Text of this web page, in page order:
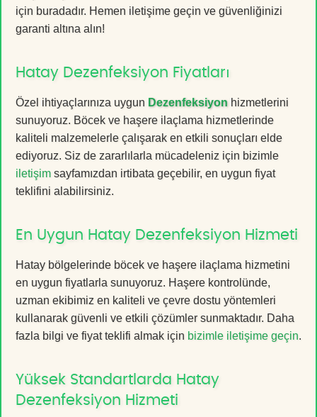
için buradadır. Hemen iletişime geçin ve güvenliğinizi
garanti altına alın!
Hatay Dezenfeksiyon Fiyatları
Özel ihtiyaçlarınıza uygun Dezenfeksiyon hizmetlerini
sunuyoruz. Böcek ve haşere ilaçlama hizmetlerinde
kaliteli malzemelerle çalışarak en etkili sonuçları elde
ediyoruz. Siz de zararlılarla mücadeleniz için bizimle
iletişim sayfamızdan irtibata geçebilir, en uygun fiyat
teklifini alabilirsiniz.
En Uygun Hatay Dezenfeksiyon Hizmeti
Hatay bölgelerinde böcek ve haşere ilaçlama hizmetini
en uygun fiyatlarla sunuyoruz. Haşere kontrolünde,
uzman ekibimiz en kaliteli ve çevre dostu yöntemleri
kullanarak güvenli ve etkili çözümler sunmaktadır. Daha
fazla bilgi ve fiyat teklifi almak için bizimle iletişime geçin.
Yüksek Standartlarda Hatay
Dezenfeksiyon Hizmeti